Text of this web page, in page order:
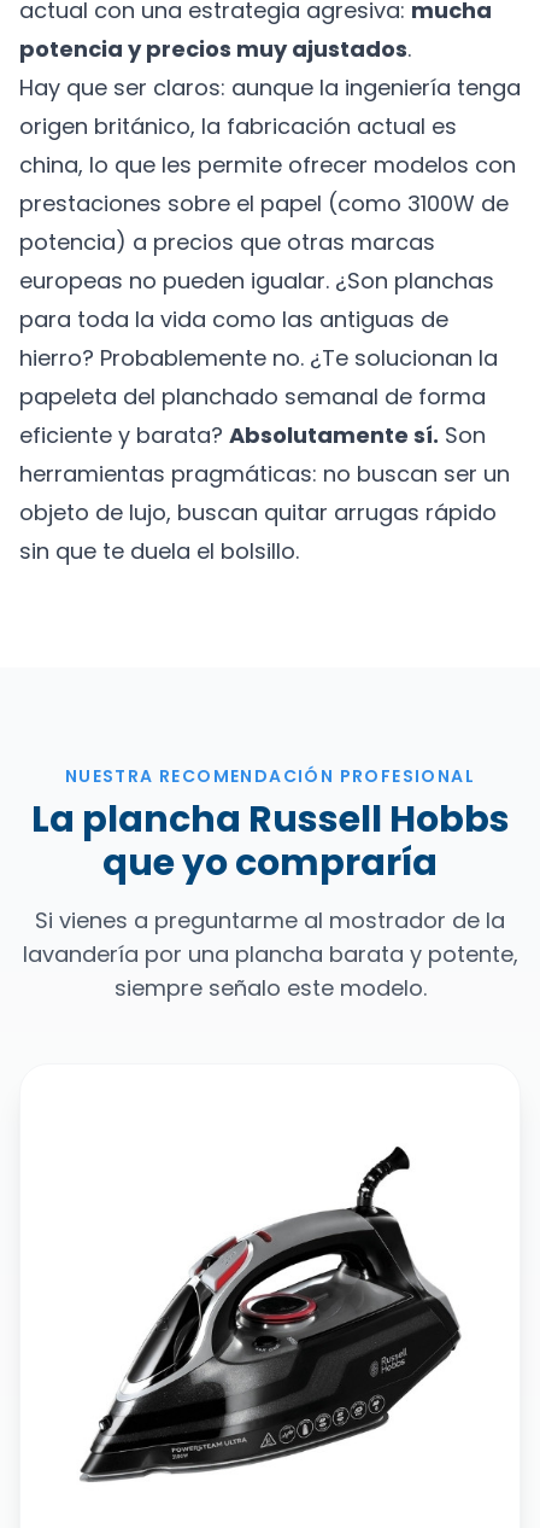
actual con una estrategia agresiva: mucha
potencia y precios muy ajustados.
Hay que ser claros: aunque la ingeniería tenga
origen británico, la fabricación actual es
china, lo que les permite ofrecer modelos con
prestaciones sobre el papel (como 3100W de
potencia) a precios que otras marcas
europeas no pueden igualar. ¿Son planchas
para toda la vida como las antiguas de
hierro? Probablemente no. ¿Te solucionan la
papeleta del planchado semanal de forma
eficiente y barata? Absolutamente sí. Son
herramientas pragmáticas: no buscan ser un
objeto de lujo, buscan quitar arrugas rápido
sin que te duela el bolsillo.
NUESTRA RECOMENDACIÓN PROFESIONAL
La plancha Russell Hobbs
que yo compraría
Si vienes a preguntarme al mostrador de la
lavandería por una plancha barata y potente,
siempre señalo este modelo.